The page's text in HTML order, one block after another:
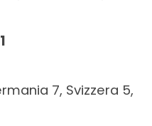
7, Svizzera 5,